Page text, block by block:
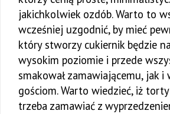
jakichkolwiek ozdób. Warto to
wcześniej uzgodnić, by mieć
który stworzy cukiernik będzie
wysokim poziomie i przede
smakował zamawiającemu, jak i
gościom. Warto wiedzieć, iż
trzeba zamawiać z